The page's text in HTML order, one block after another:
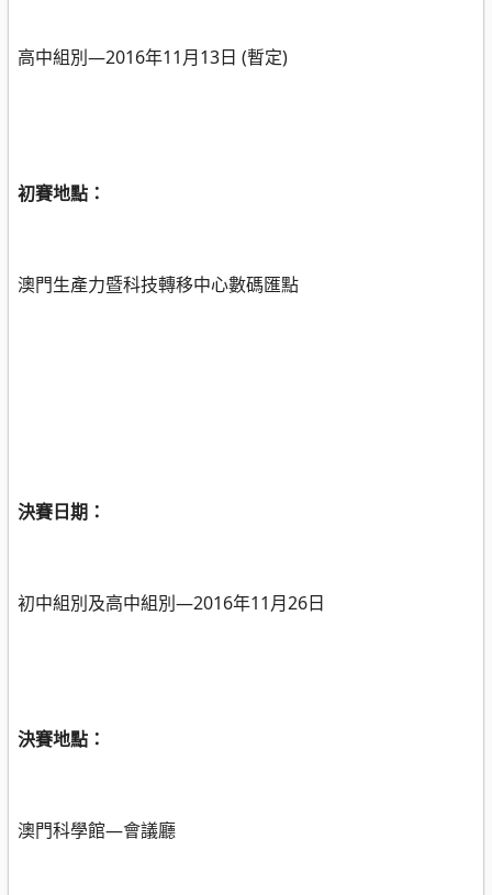
高中組別—2016年11月13日 (暫定)
初賽地點：
澳門生產力暨科技轉移中心數碼匯點
決賽日期：
初中組別及高中組別—2016年11月26日
決賽地點：
澳門科學館—會議廳